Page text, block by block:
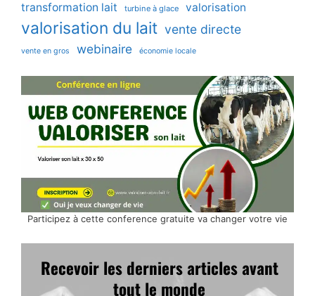
transformation lait turbine à glace valorisation
valorisation du lait vente directe
vente en gros webinaire économie locale
Participez à cette conference gratuite va changer votre vie